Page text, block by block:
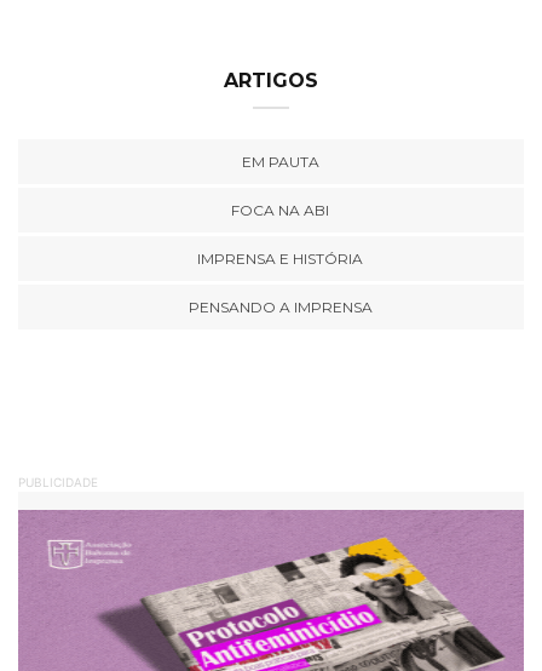
ARTIGOS
EM PAUTA
FOCA NA ABI
IMPRENSA E HISTÓRIA
PENSANDO A IMPRENSA
PUBLICIDADE